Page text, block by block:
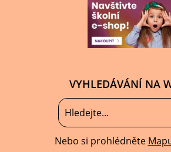
VYHLEDÁVÁNÍ NA
Nebo si prohlédněte